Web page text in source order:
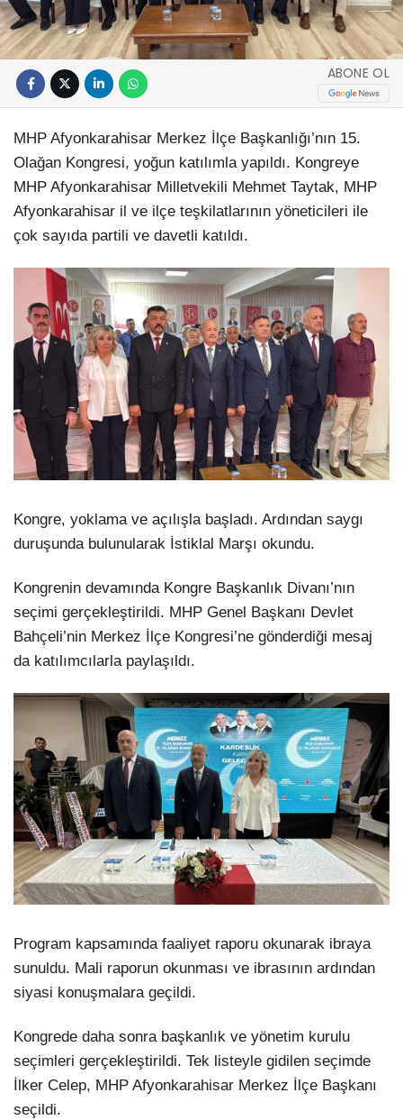
ABONE OL
MHP Afyonkarahisar Merkez İlçe Başkanlığı’nın 15.
Olağan Kongresi, yoğun katılımla yapıldı. Kongreye
MHP Afyonkarahisar Milletvekili Mehmet Taytak, MHP
Afyonkarahisar il ve ilçe teşkilatlarının yöneticileri ile
çok sayıda partili ve davetli katıldı.
Kongre, yoklama ve açılışla başladı. Ardından saygı
duruşunda bulunularak İstiklal Marşı okundu.
Kongrenin devamında Kongre Başkanlık Divanı’nın
seçimi gerçekleştirildi. MHP Genel Başkanı Devlet
Bahçeli’nin Merkez İlçe Kongresi’ne gönderdiği mesaj
da katılımcılarla paylaşıldı.
Program kapsamında faaliyet raporu okunarak ibraya
sunuldu. Mali raporun okunması ve ibrasının ardından
siyasi konuşmalara geçildi.
Kongrede daha sonra başkanlık ve yönetim kurulu
seçimleri gerçekleştirildi. Tek listeyle gidilen seçimde
İlker Celep, MHP Afyonkarahisar Merkez İlçe Başkanı
seçildi.